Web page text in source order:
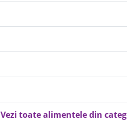
Vezi toate alimentele din